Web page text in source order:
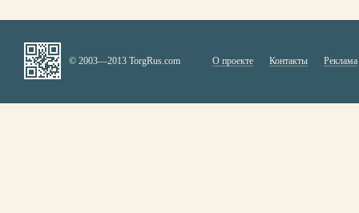
© 2003—2013 TorgRus.com О проекте Контакты Реклама